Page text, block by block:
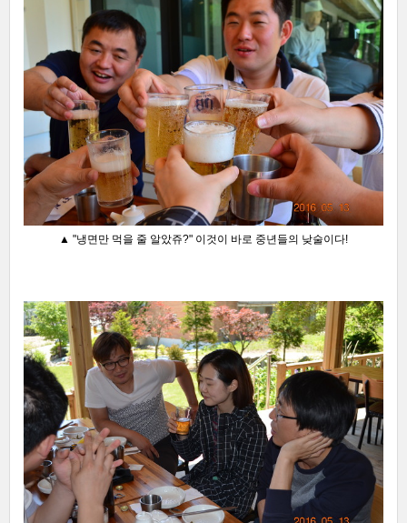
▲ "냉면만 먹을 줄 알았쥬?" 이것이 바로 중년들의 낮술이다!